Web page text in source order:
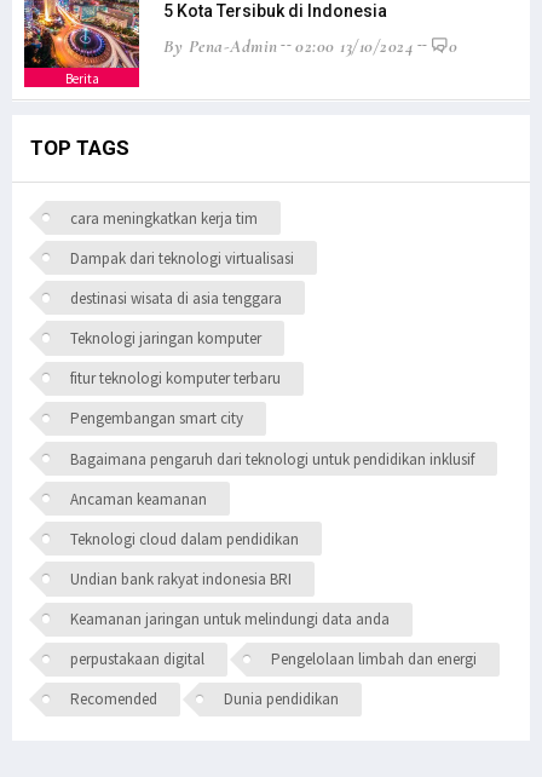
Berita
5 Kota Tersibuk di Indonesia
By Pena-Admin 02:00 13/10/2024 0
TOP TAGS
cara meningkatkan kerja tim
Dampak dari teknologi virtualisasi
destinasi wisata di asia tenggara
Teknologi jaringan komputer
fitur teknologi komputer terbaru
Pengembangan smart city
Bagaimana pengaruh dari teknologi untuk pendidikan inklusif
Ancaman keamanan
Teknologi cloud dalam pendidikan
Undian bank rakyat indonesia BRI
Keamanan jaringan untuk melindungi data anda
perpustakaan digital
Pengelolaan limbah dan energi
Recomended
Dunia pendidikan